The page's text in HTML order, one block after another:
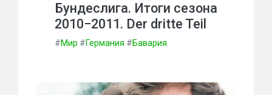
Бундеслига. Итоги сезона
2010−2011. Der dritte Teil
#Мир #Германия #Бавария